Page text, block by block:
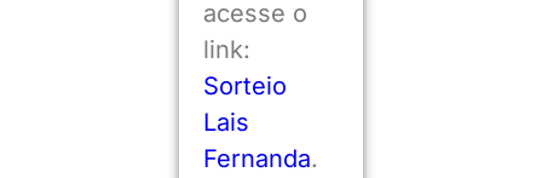
acesse o
link:
Sorteio
Lais
Fernanda.